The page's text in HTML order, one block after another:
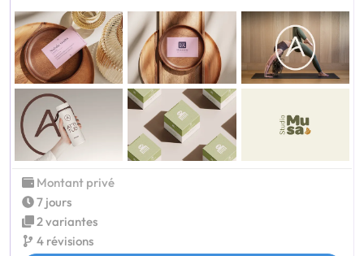
Montant privé
7 jours
2 variantes
4 révisions